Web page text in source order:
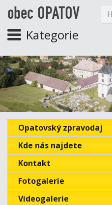
obec OPATOV
Kategorie
Opatovský zpravodaj
Kde nás najdete
Kontakt
Fotogalerie
Videogalerie